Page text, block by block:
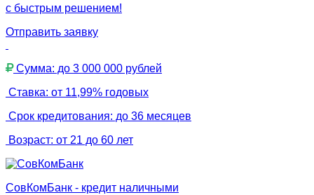
с быстрым решением!
Отправить заявку
Сумма: до 3 000 000 рублей
Ставка: от 11,99% годовых
Срок кредитования: до 36 месяцев
Возраст: от 21 до 60 лет
СовКомБанк - кредит наличными